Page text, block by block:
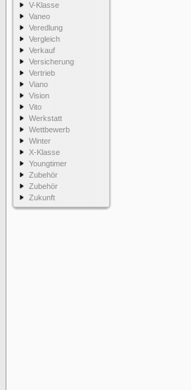
V-Klasse
Vaneo
Veredlung
Vergleich
Verkauf
Versicherung
Vertrieb
Viano
Vision
Vito
Werkstatt
Wettbewerb
Winter
X-Klasse
Youngtimer
Zubehör
Zubehör
Zukunft